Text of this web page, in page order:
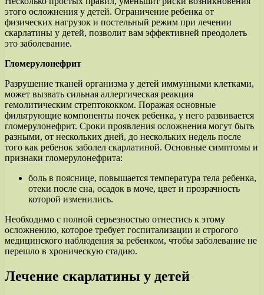
этого осложнения у детей. Ограничение ребенка от
физических нагрузок и постельный режим при лечении
скарлатины у детей, позволит вам эффективней преодолеть
это заболевание.
Гломерулонефрит
Разрушение тканей организма у детей иммунными клетками,
может вызвать сильная аллергическая реакция
гемолитическим стрептококком. Поражая основные
фильтрующие компоненты почек ребенка, у него развивается
гломерулонефрит. Сроки проявления осложнения могут быть
разными, от нескольких дней, до нескольких недель после
того как ребенок заболел скарлатиной. Основные симптомы и
признаки гломерулонефрита:
боль в пояснице, повышается температура тела ребенка,
отеки после сна, осадок в моче, цвет и прозрачность
которой изменились.
Необходимо с полной серьезностью отнестись к этому
осложнению, которое требует госпитализации и строгого
медицинского наблюдения за ребенком, чтобы заболевание не
перешло в хроническую стадию.
Лечение скарлатины у детей